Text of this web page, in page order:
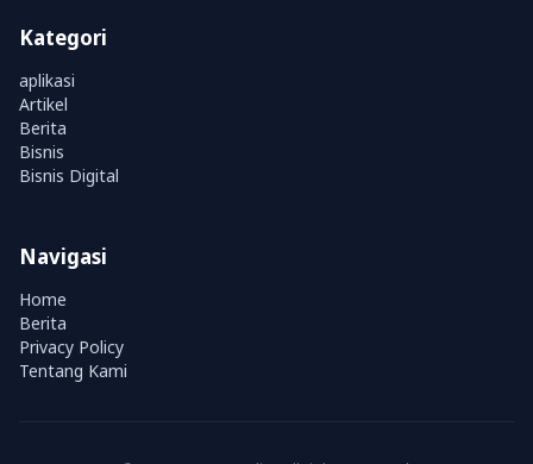
Kategori
aplikasi
Artikel
Berita
Bisnis
Bisnis Digital
Navigasi
Home
Berita
Privacy Policy
Tentang Kami